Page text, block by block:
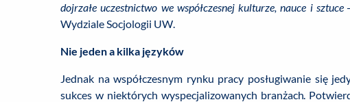
dojrzałe uczestnictwo we współczesnej kulturze, nauce i sztuce
Wydziale Socjologii UW.
Nie jeden a kilka języków
Jednak na współczesnym rynku pracy posługiwanie się
sukces w niektórych wyspecjalizowanych branżach.